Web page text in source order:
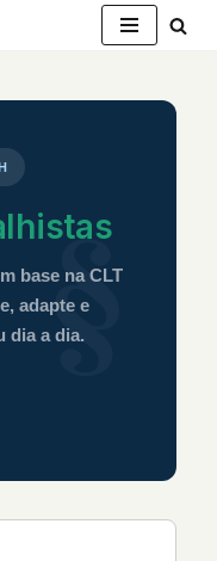
base na CLT
adapte e
dia a dia.